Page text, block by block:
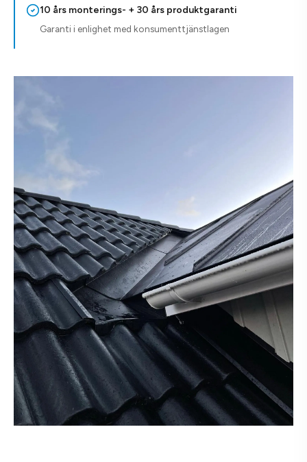
10 års monterings- + 30 års produktgaranti
Garanti i enlighet med konsumenttjänstlagen